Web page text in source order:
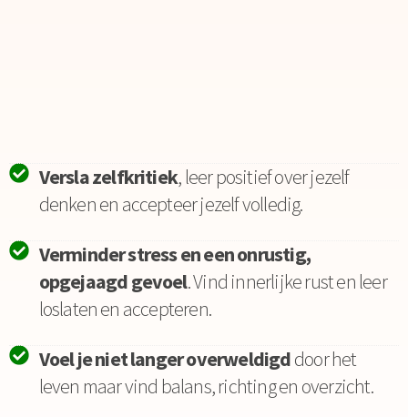
Versla zelfkritiek, leer positief over jezelf
denken en accepteer jezelf volledig.
Verminder stress en een onrustig,
opgejaagd gevoel. Vind innerlijke rust en leer
loslaten en accepteren.
Voel je niet langer overweldigddoor het
leven maar vind balans, richting en overzicht.